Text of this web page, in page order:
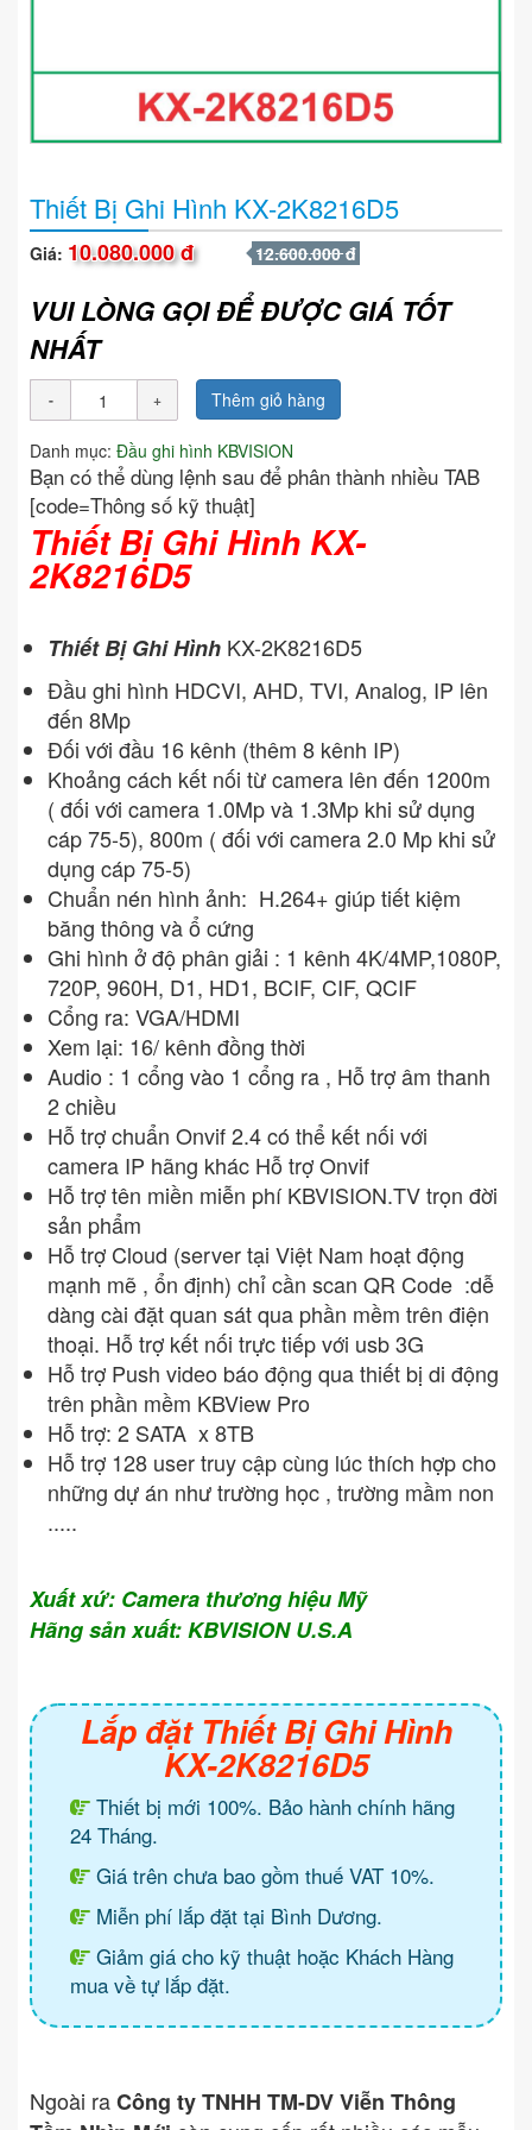
Thiết Bị Ghi Hình KX-2K8216D5
Giá: 10.080.000 đ 12.600.000 đ
VUI LÒNG GỌI ĐỂ ĐƯỢC GIÁ TỐT
NHẤT
Thêm giỏ hàng
Danh mục: Đầu ghi hình KBVISION
Bạn có thể dùng lệnh sau để phân thành nhiều TAB
[code=Thông số kỹ thuật]
Thiết Bị Ghi Hình KX-
2K8216D5
Thiết Bị Ghi Hình KX-2K8216D5
Đầu ghi hình HDCVI, AHD, TVI, Analog, IP lên
đến 8Mp
Đối với đầu 16 kênh (thêm 8 kênh IP)
Khoảng cách kết nối từ camera lên đến 1200m
( đối với camera 1.0Mp và 1.3Mp khi sử dụng
cáp 75-5), 800m ( đối với camera 2.0 Mp khi sử
dụng cáp 75-5)
Chuẩn nén hình ảnh: H.264+ giúp tiết kiệm
băng thông và ổ cứng
Ghi hình ở độ phân giải : 1 kênh 4K/4MP,1080P,
720P, 960H, D1, HD1, BCIF, CIF, QCIF
Cổng ra: VGA/HDMI
Xem lại: 16/ kênh đồng thời
Audio : 1 cổng vào 1 cổng ra , Hỗ trợ âm thanh
2 chiều
Hỗ trợ chuẩn Onvif 2.4 có thể kết nối với
camera IP hãng khác Hỗ trợ Onvif
Hỗ trợ tên miền miễn phí KBVISION.TV trọn đời
sản phẩm
Hỗ trợ Cloud (server tại Việt Nam hoạt động
mạnh mẽ , ổn định) chỉ cần scan QR Code :dễ
dàng cài đặt quan sát qua phần mềm trên điện
thoại. Hỗ trợ kết nối trực tiếp với usb 3G
Hỗ trợ Push video báo động qua thiết bị di động
trên phần mềm KBView Pro
Hỗ trợ: 2 SATA x 8TB
Hỗ trợ 128 user truy cập cùng lúc thích hợp cho
những dự án như trường học , trường mầm non
.....
Xuất xứ: Camera thương hiệu Mỹ
Hãng sản xuất: KBVISION U.S.A
Lắp đặt Thiết Bị Ghi Hình
KX-2K8216D5
Thiết bị mới 100%. Bảo hành chính hãng
24 Tháng.
Giá trên chưa bao gồm thuế VAT 10%.
Miễn phí lắp đặt tại Bình Dương.
Giảm giá cho kỹ thuật hoặc Khách Hàng
mua về tự lắp đặt.
Ngoài raCông ty TNHH TM-DV Viễn Thông